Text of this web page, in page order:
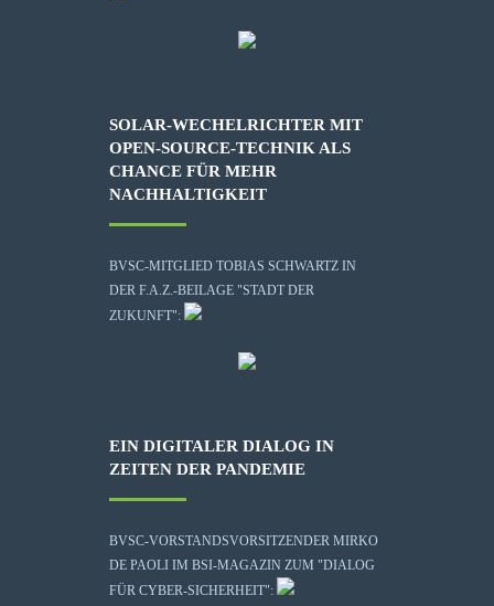
SOLAR-WECHELRICHTER MIT
OPEN-SOURCE-TECHNIK ALS
CHANCE FÜR MEHR
NACHHALTIGKEIT
BVSC-MITGLIED TOBIAS SCHWARTZ IN
DER F.A.Z.-BEILAGE "STADT DER
ZUKUNFT":
EIN DIGITALER DIALOG IN
ZEITEN DER PANDEMIE
BVSC-VORSTANDSVORSITZENDER MIRKO
DE PAOLI IM BSI-MAGAZIN ZUM "DIALOG
FÜR CYBER-SICHERHEIT":